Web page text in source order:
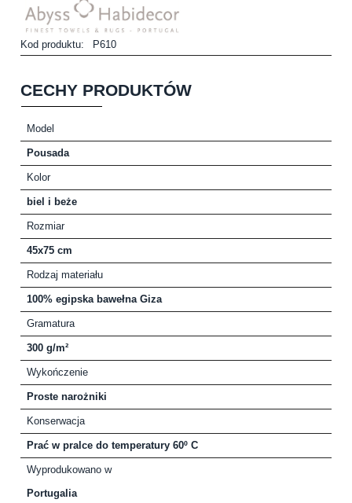
Kod produktu: P610
CECHY PRODUKTÓW
Model
Pousada
Kolor
biel i beże
Rozmiar
45x75 cm
Rodzaj materiału
100% egipska bawełna Giza
Gramatura
300 g/m²
Wykończenie
Proste narożniki
Konserwacja
Prać w pralce do temperatury 60º C
Wyprodukowano w
Portugalia